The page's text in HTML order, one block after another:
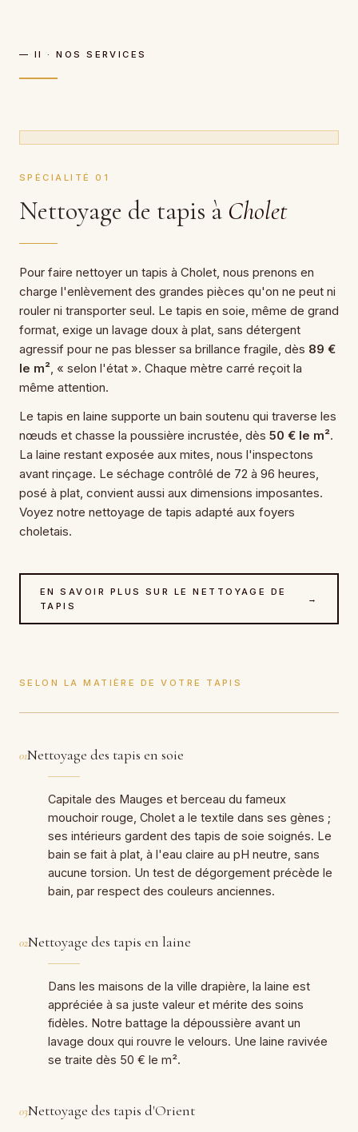
— II · NOS SERVICES
SPÉCIALITÉ 01
Nettoyage de tapis à Cholet
Pour faire nettoyer un tapis à Cholet, nous prenons en
charge l'enlèvement des grandes pièces qu'on ne peut ni
rouler ni transporter seul. Le tapis en soie, même de grand
format, exige un lavage doux à plat, sans détergent
agressif pour ne pas blesser sa brillance fragile, dès 89 €
le m² , « selon l'état ». Chaque mètre carré reçoit la
même attention.
Le tapis en laine supporte un bain soutenu qui traverse les
nœuds et chasse la poussière incrustée, dès 50 € le m².
La laine restant exposée aux mites, nous l'inspectons
avant rinçage. Le séchage contrôlé de 72 à 96 heures,
posé à plat, convient aussi aux dimensions imposantes.
Voyez notre nettoyage de tapis adapté aux foyers
choletais.
EN SAVOIR PLUS SUR LE NETTOYAGE DE
TAPIS
→
SELON LA MATIÈRE DE VOTRE TAPIS
01Nettoyage des tapis en soie
Capitale des Mauges et berceau du fameux
mouchoir rouge, Cholet a le textile dans ses gènes ;
ses intérieurs gardent des tapis de soie soignés. Le
bain se fait à plat, à l'eau claire au pH neutre, sans
aucune torsion. Un test de dégorgement précède le
bain, par respect des couleurs anciennes.
02Nettoyage des tapis en laine
Dans les maisons de la ville drapière, la laine est
appréciée à sa juste valeur et mérite des soins
fidèles. Notre battage la dépoussière avant un
lavage doux qui rouvre le velours. Une laine ravivée
se traite dès 50 € le m².
03Nettoyage des tapis d'Orient